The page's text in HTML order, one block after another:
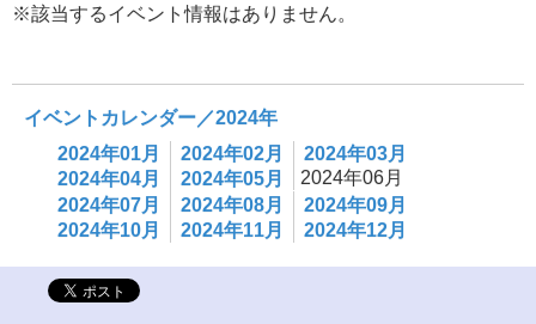
※該当するイベント情報はありません。
イベントカレンダー／2024年
2024年01月
2024年02月
2024年03月
2024年04月
2024年05月
2024年06月
2024年07月
2024年08月
2024年09月
2024年10月
2024年11月 2024年12月